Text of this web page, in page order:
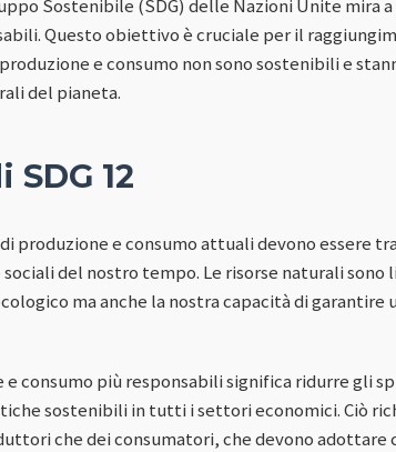
Sostenibile (SDG) delle Nazioni Unite mira
Questo obiettivo è cruciale per il
e consumo non sono sostenibili e
del pianeta.
12
di produzione e consumo attuali devono essere
del nostro tempo. Le risorse naturali
ma anche la nostra capacità di garantire
consumo più responsabili significa ridurre gli
sostenibili in tutti i settori economici. Ciò
che dei consumatori, che devono